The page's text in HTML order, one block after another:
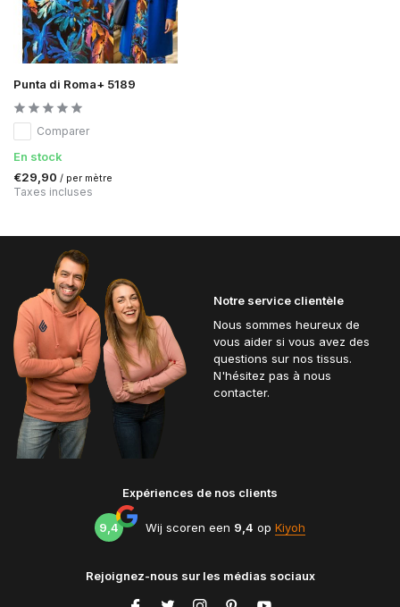
Punta di Roma+ 5189
Comparer
En stock
€29,90 / per mètre
Taxes incluses
Notre service clientèle
Nous sommes heureux de
vous aider si vous avez des
questions sur nos tissus.
N'hésitez pas à nous
contacter.
Expériences de nos clients
9,4 Wij scoren een 9,4 op Kiyoh
Rejoignez-nous sur les médias sociaux